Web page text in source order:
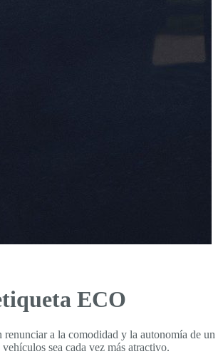
ECO
renunciar a la comodidad y la autonomía de un
sea cada vez más atractivo.